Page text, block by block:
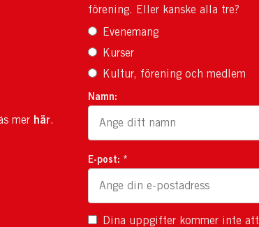
mer här.
förening. Eller kanske alla tre?
Evenemang
Kurser
Kultur, förening och medlem
Namn:
E-post: *
Dina uppgifter kommer inte att